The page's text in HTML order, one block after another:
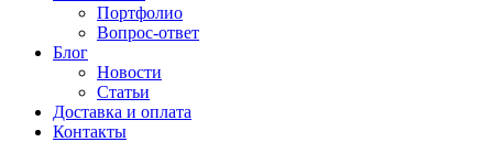
Портфолио
Вопрос-ответ
Блог
Новости
Статьи
Доставка и оплата
Контакты